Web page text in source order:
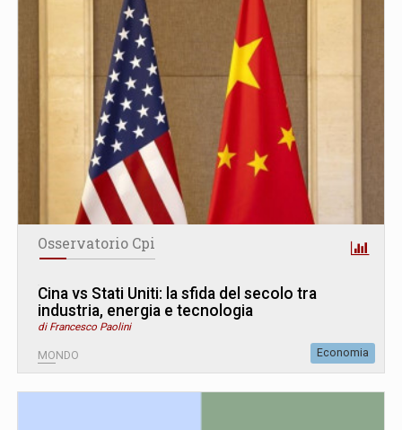
Osservatorio Cpi
Cina vs Stati Uniti: la sfida del secolo tra
industria, energia e tecnologia
di Francesco Paolini
MONDO Economia